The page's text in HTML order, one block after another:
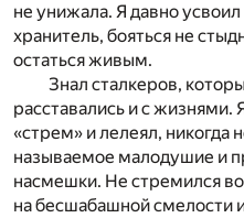
не унижала. Я давно
хранитель, бояться не
остаться живым.
Знал сталкеров,
расставались и с жизнями.
«стрем» и лелеял, никогда
называемое малодушие и
насмешки. Не стремился
на бесшабашной смелости